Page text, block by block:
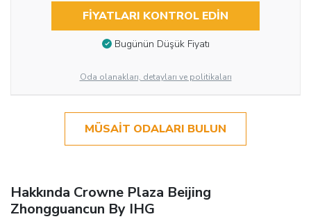
FIYATLARI KONTROL EDIN
Bugünün Düşük Fiyatı
Oda olanakları, detayları ve politikaları
MÜSAIT ODALARI BULUN
Hakkında Crowne Plaza Beijing
Zhongguancun By IHG